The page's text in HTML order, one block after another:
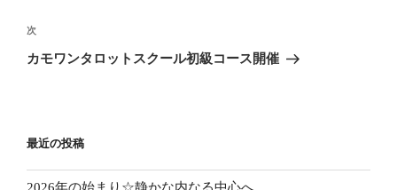
ゲ
ー
次
の
次
カモワンタロットスクール初級コース開催
最近の投稿